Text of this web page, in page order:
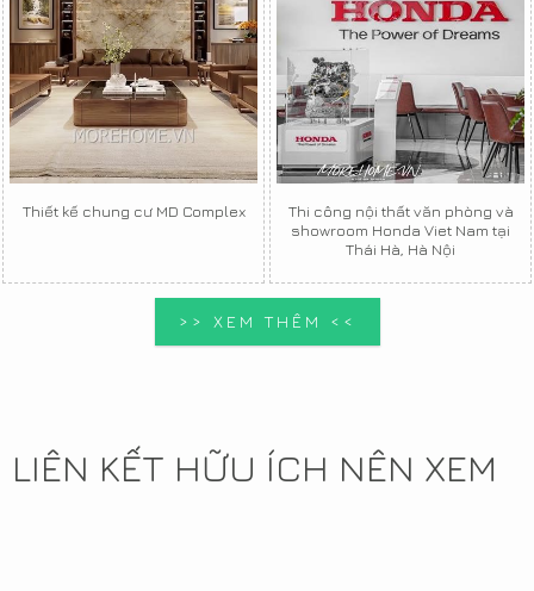
Thiết kế chung cư MD Complex
Thi công nội thất văn phòng và
showroom Honda Viet Nam tại
Thái Hà, Hà Nội
>> XEM THÊM <<
LIÊN KẾT HỮU ÍCH NÊN XEM